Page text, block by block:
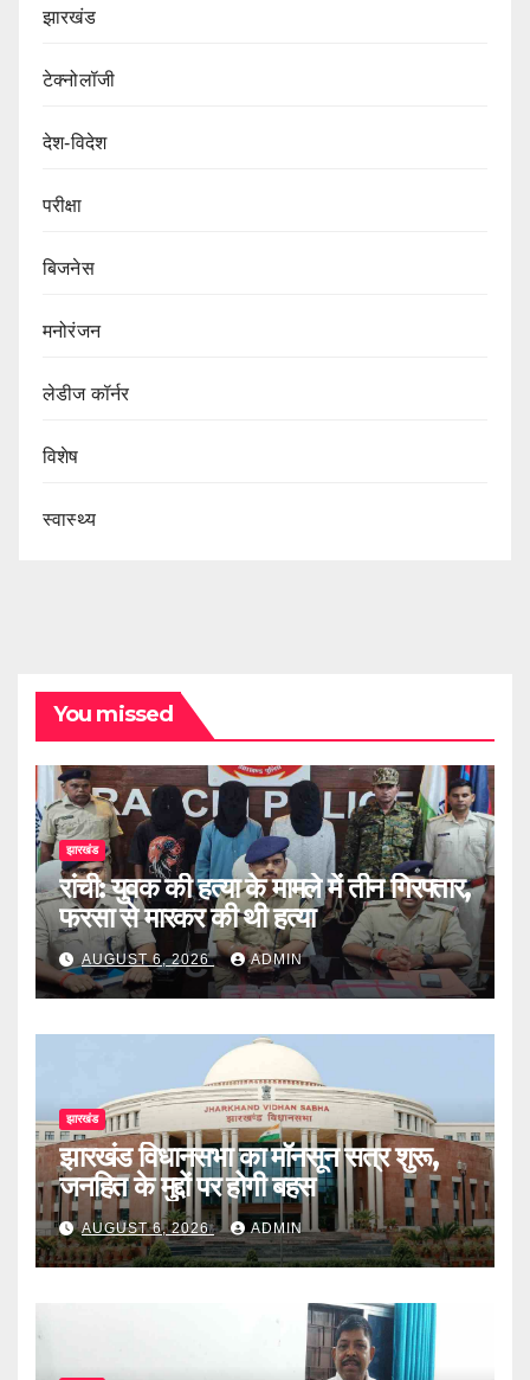
झारखंड
टेक्नोलॉजी
देश-विदेश
परीक्षा
बिजनेस
मनोरंजन
लेडीज कॉर्नर
विशेष
स्वास्थ्य
You missed
झारखंड
रांची: युवक की हत्या के मामले में तीन गिरफ्तार,
फरसा से मारकर की थी हत्या
AUGUST 6, 2026 ADMIN
झारखंड
झारखंड विधानसभा का मॉनसून सत्र शुरू,
जनहित के मुद्दों पर होगी बहस
AUGUST 6, 2026 ADMIN